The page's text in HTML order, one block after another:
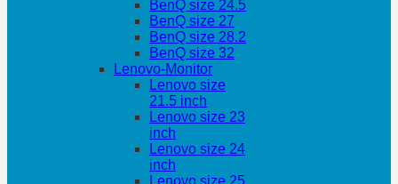
BenQ size 24.5
BenQ size 27
BenQ size 28.2
BenQ size 32
Lenovo-Monitor
Lenovo size
21.5 inch
Lenovo size 23
inch
Lenovo size 24
inch
Lenovo size 25